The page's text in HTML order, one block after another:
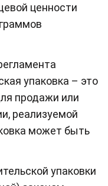
ценности
упаковка – это
продажи или
реализуемой
может быть
упаковки